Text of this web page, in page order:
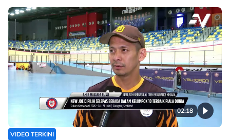
02:18
VIDEO TERKINI